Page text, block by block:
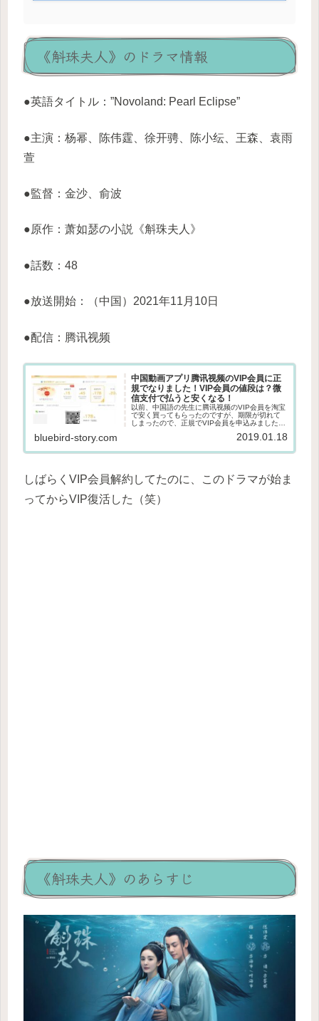
《斛珠夫人》のドラマ情報
●英語タイトル：”Novoland: Pearl Eclipse”
●主演：杨幂、陈伟霆、徐开骋、陈小纭、王森、袁雨
萱
●監督：金沙、俞波
●原作：萧如瑟の小説《斛珠夫人》
●話数：48
●放送開始：（中国）2021年11月10日
●配信：腾讯视频
中国動画アプリ腾讯视频のVIP会員に正
規でなりました！VIP会員の値段は？微
信支付で払うと安くなる！
以前、中国語の先生に腾讯视频のVIP会員を淘宝
で安く買ってもらったのですが、期限が切れて
しまったので、正規でVIP会員を申込みました！
画アプリ。最近はそれぞれの動画アプリがオリ
bluebird-story.com 2019.01.18
しばらくVIP会員解約してたのに、このドラマが始ま
ってからVIP復活した（笑）
《斛珠夫人》のあらすじ